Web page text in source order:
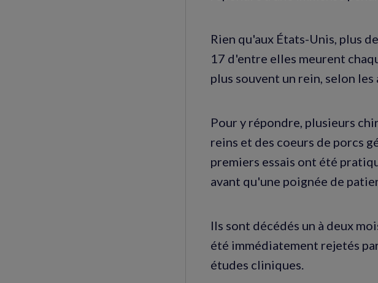
Rien qu'aux États-Unis, plus
17 d'entre elles meurent
plus souvent un rein, selon
Pour y répondre, plusieurs
reins et des coeurs de porcs
premiers essais ont été
avant qu'une poignée de
Ils sont décédés un à deux
été immédiatement rejetés
études cliniques.